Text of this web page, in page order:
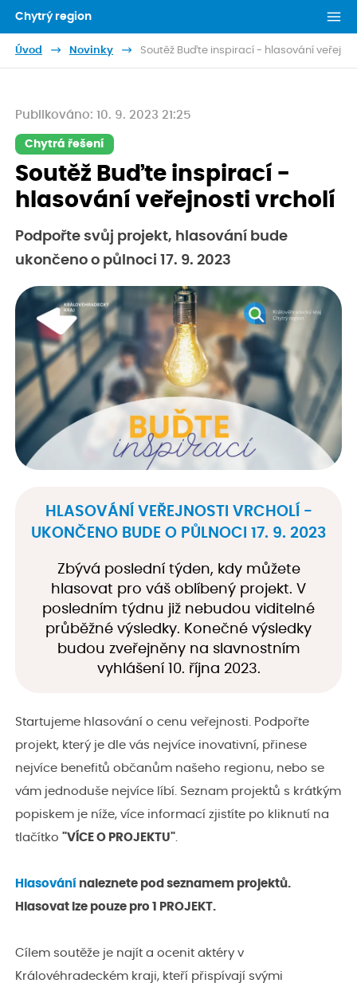
Chytrý region
Úvod Novinky Soutěž Buďte inspirací - hlasování
Publikováno: 10. 9. 2023 21:25
Chytrá řešení
Soutěž Buďte inspirací -
hlasování veřejnosti vrcholí
Podpořte svůj projekt, hlasování bude
ukončeno o půlnoci 17. 9. 2023
HLASOVÁNÍ VEŘEJNOSTI VRCHOLÍ -
UKONČENO BUDE O PŮLNOCI 17. 9. 2023
Zbývá poslední týden, kdy můžete
hlasovat pro váš oblíbený projekt. V
posledním týdnu již nebudou viditelné
průběžné výsledky. Konečné výsledky
budou zveřejněny na slavnostním
vyhlášení 10. října 2023.
Startujeme hlasování o cenu veřejnosti. Podpořte
projekt, který je dle vás nejvíce inovativní, přinese
nejvíce benefitů občanům našeho regionu, nebo se
vám jednoduše nejvíce líbí. Seznam projektů s krátkým
popiskem je níže, více informací zjistíte po kliknutí na
tlačítko "VÍCE O PROJEKTU"
Hlasování naleznete pod seznamem projektů.
Hlasovat lze pouze pro 1 PROJEKT.
Cílem soutěže je najít a ocenit aktéry v
Královéhradeckém kraji, kteří přispívají svými